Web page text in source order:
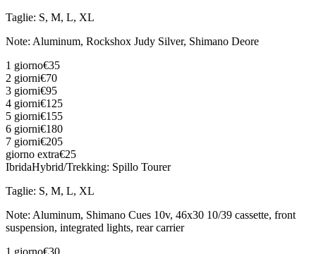
Taglie: S, M, L, XL
Note: Aluminum, Rockshox Judy Silver, Shimano Deore
1 giorno€35
2 giorni€70
3 giorni€95
4 giorni€125
5 giorni€155
6 giorni€180
7 giorni€205
giorno extra€25
IbridaHybrid/Trekking: Spillo Tourer
Taglie: S, M, L, XL
Note: Aluminum, Shimano Cues 10v, 46x30 10/39 cassette, front
suspension, integrated lights, rear carrier
1 giorno€30